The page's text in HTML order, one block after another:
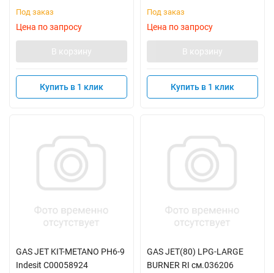
Под заказ
Цена по запросу
В корзину
Купить в 1 клик
Под заказ
Цена по запросу
В корзину
Купить в 1 клик
GAS JET KIT-METANO PH6-9
Indesit C00058924
GAS JET(80) LPG-LARGE
BURNER RI см.036206